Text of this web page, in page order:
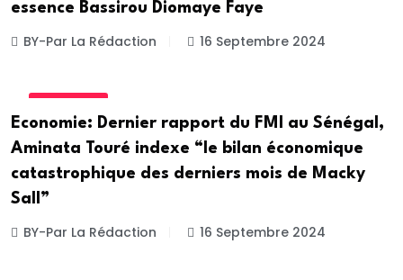
essence Bassirou Diomaye Faye
BY-Par La Rédaction 16 Septembre 2024
Economie: Dernier rapport du FMI au Sénégal,
Aminata Touré indexe “le bilan économique
catastrophique des derniers mois de Macky
Sall”
BY-Par La Rédaction 16 Septembre 2024